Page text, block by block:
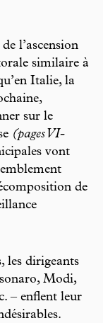
l’ascension
similaire à
Italie, la
sur le
(pages VI-
vont
de
les dirigeants
Modi,
– enflent leur